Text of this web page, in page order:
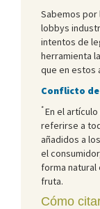
Sabemos por
lobbys
intentos de
herramienta
que en estos
Conflicto
*En el
referirse a
añadidos a
el
forma natural
fruta.
Cómo